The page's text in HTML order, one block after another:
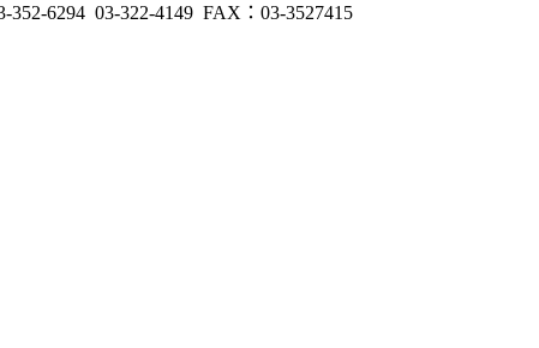
6294 03-322-4149 FAX：03-3527415